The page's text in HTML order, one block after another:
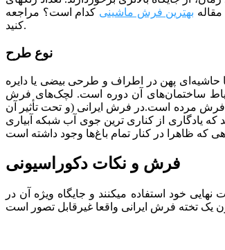
بهترین فرش ماشینی کدام است؟ مراجعه
کنید.
نوع طرح
با حاشیه‌ای پهن در اطراف و طرحی بیضی یا دایره
حیاط ساختمان‌های آن دوره است. لچک‌های فرش
مرده است.در فرش ایرانی (و تحت تأثیر آن
که یادگاری از کناری ترین جوی آب شبکه‌ آبیاری
فرش و نکات دکوراسیونی
خود استفاده می­کنند و جایگاه ویژه آن در